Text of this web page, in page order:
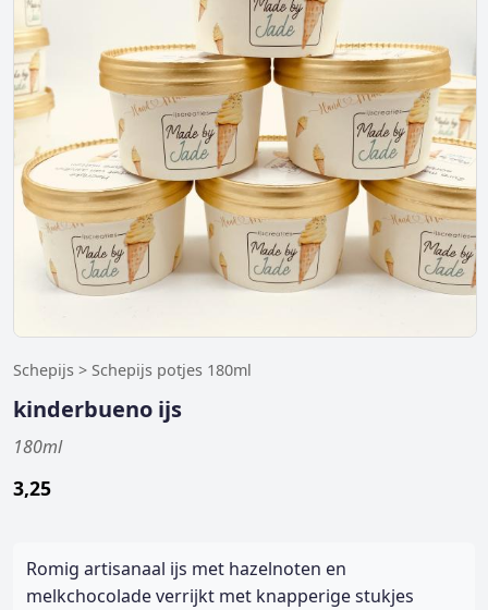
Schepijs > Schepijs potjes 180ml
kinderbueno ijs
180ml
3,25
Romig artisanaal ijs met hazelnoten en
melkchocolade verrijkt met knapperige stukjes